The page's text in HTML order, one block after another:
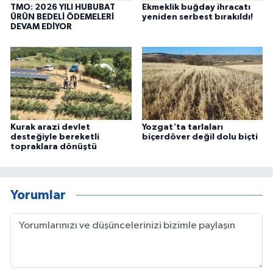
TMO: 2026 YILI HUBUBAT
ÜRÜN BEDELİ ÖDEMELERİ
DEVAM EDİYOR
Ekmeklik buğday ihracatı
yeniden serbest bırakıldı!
Kurak arazi devlet
desteğiyle bereketli
topraklara dönüştü
Yozgat'ta tarlaları
biçerdöver değil dolu biçti
Yorumlar